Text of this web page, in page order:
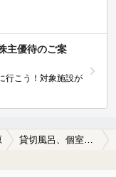
主優待のご案
行こう！対象施設が
貸切風呂、個室風呂付きの美ヶ原の温泉、日帰り温泉、スーパー銭湯おすすめ